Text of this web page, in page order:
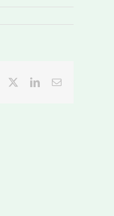
Facebook
TwitterLinkedInEmail